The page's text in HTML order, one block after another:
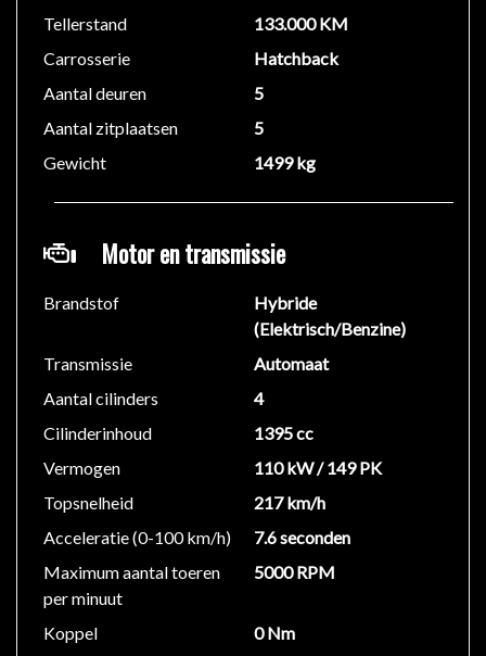
Tellerstand
133.000 KM
Carrosserie
Hatchback
Aantal deuren
5
Aantal zitplaatsen
5
Gewicht
1499 kg
Motor en transmissie
Brandstof
Hybride
(Elektrisch/Benzine)
Transmissie
Automaat
Aantal cilinders
4
Cilinderinhoud
1395 cc
Vermogen
110 kW / 149 PK
Topsnelheid
217 km/h
Acceleratie (0-100 km/h)
7.6 seconden
Maximum aantal toeren
per minuut
5000 RPM
Koppel
0 Nm